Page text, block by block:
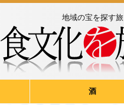
地域の宝を探す旅
酒